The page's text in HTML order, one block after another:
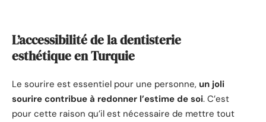
L’accessibilité de la dentisterie
esthétique en Turquie
Le sourire est essentiel pour une personne, un joli
sourire contribue à redonner l’estime de soi. C’est
pour cette raison qu’il est nécessaire de mettre tout